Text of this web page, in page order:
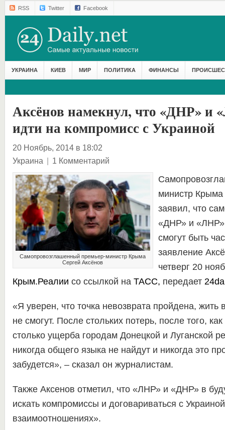
RSS Twitter Facebook
УКРАИНА КИЕВ МИР ПОЛИТИКА ФИНАНСЫ
Аксёнов намекнул, что «ДНР» и
идти на компромисс с Украиной
20 Ноябрь, 2014 в 18:02
Украина | 1 Комментарий
Самопровозглашенный премьер-министр Крыма
Сергей Аксёнов
министр Крыма
заявил, что
«ДНР» и «ЛНР»
смогут быть
заявление
четверг 20
Крым.Реалии со ссылкой на ТАСС, передает
«Я уверен, что точка невозврата пройдена, жить
не смогут. После стольких потерь, после того,
столько ущерба городам Донецкой и Луганской
никогда общего языка не найдут и никогда это
забудется», – сказал он журналистам.
Также Аксенов отметил, что «ЛНР» и «ДНР» в
искать компромиссы и договариваться с
взаимоотношениях».